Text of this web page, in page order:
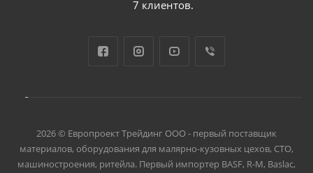
7 клиентов.
2026 © Европроект Tрейдинг ООО - первый поставщик
материалов, оборудования для малярно-кузовных цехов, СТО,
машиностроения, ритейла. Первый импортер BASF, R-M, Baslac,